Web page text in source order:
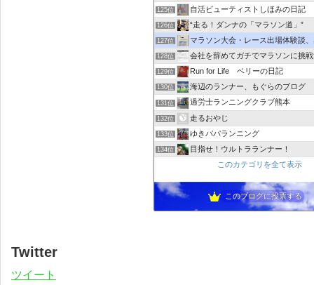
125位 自活ビューティストしほみの日記
126位 “走る！ダンナの「マラソン道」”
127位 マラソン大会・レース出場体験談、感想｜レース
128位 会社を辞めてガチでマラソンに挑
129位 Run for Life ベリーの日記
130位 海辺のランナー、もぐらのブログ
131位 過労士ランニングクラブ熊本
132位 走るおやじ
133位 ゆきパパランニング
134位
目指せ！ウルトラランナー！
このカテゴリを全て表示
このブログに投票する
Twitter
ツイート